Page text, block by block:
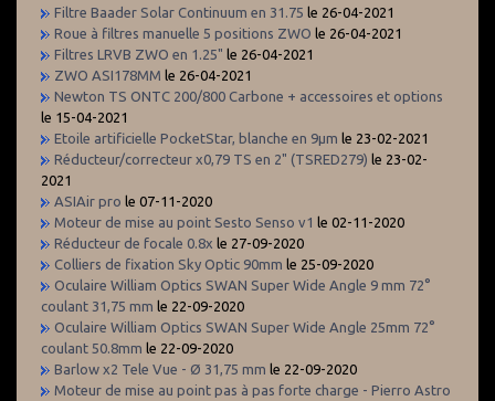
Filtre Baader Solar Continuum en 31.75 le 26-04-2021
Roue à filtres manuelle 5 positions ZWO le 26-04-2021
Filtres LRVB ZWO en 1.25" le 26-04-2021
ZWO ASI178MM le 26-04-2021
Newton TS ONTC 200/800 Carbone + accessoires et options
le 15-04-2021
Etoile artificielle PocketStar, blanche en 9µm le 23-02-2021
Réducteur/correcteur x0,79 TS en 2" (TSRED279) le 23-02-
2021
ASIAir pro le 07-11-2020
Moteur de mise au point Sesto Senso v1 le 02-11-2020
Réducteur de focale 0.8x le 27-09-2020
Colliers de fixation Sky Optic 90mm le 25-09-2020
Oculaire William Optics SWAN Super Wide Angle 9 mm 72°
coulant 31,75 mm le 22-09-2020
Oculaire William Optics SWAN Super Wide Angle 25mm 72°
coulant 50.8mm le 22-09-2020
Barlow x2 Tele Vue - Ø 31,75 mm le 22-09-2020
Moteur de mise au point pas à pas forte charge - Pierro Astro